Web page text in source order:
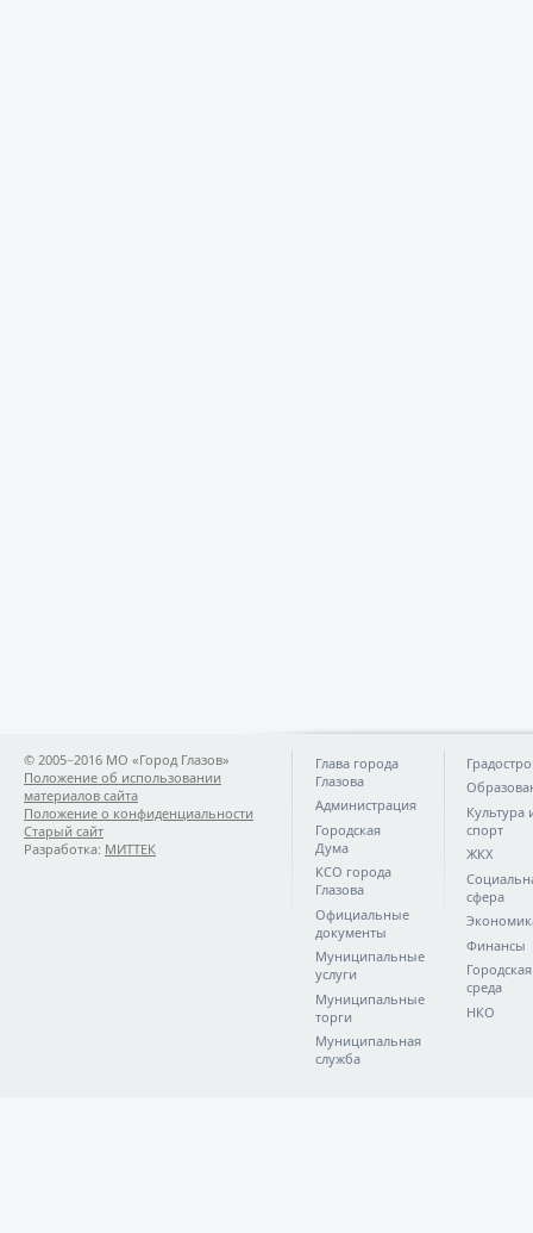
© 2005−2016 МО «Город Глазов»
Положение об использовании
материалов сайта
Положение о конфиденциальности
Старый сайт
Разработка: МИТТЕК
Глава города
Глазова
Администрация
Городская
Дума
КСО города
Глазова
Официальные
документы
Муниципальные
услуги
Муниципальные
торги
Муниципальная
служба
Культура
спорт
ЖКХ
сфера
Финансы
Городская
среда
НКО